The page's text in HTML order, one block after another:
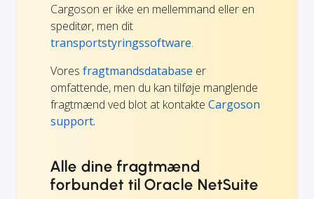
Cargoson er ikke en mellemmand eller en
speditør, men dit
transportstyringssoftware.
Vores fragtmandsdatabase er
omfattende, men du kan tilføje manglende
fragtmænd ved blot at kontakte Cargoson
support.
Alle dine fragtmænd
forbundet til Oracle NetSuite